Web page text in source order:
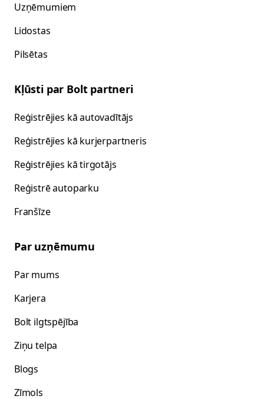
Uzņēmumiem
Lidostas
Pilsētas
Kļūsti par Bolt partneri
Reģistrējies kā autovadītājs
Reģistrējies kā kurjerpartneris
Reģistrējies kā tirgotājs
Reģistrē autoparku
Franšīze
Par uzņēmumu
Par mums
Karjera
Bolt ilgtspējība
Ziņu telpa
Blogs
Zīmols